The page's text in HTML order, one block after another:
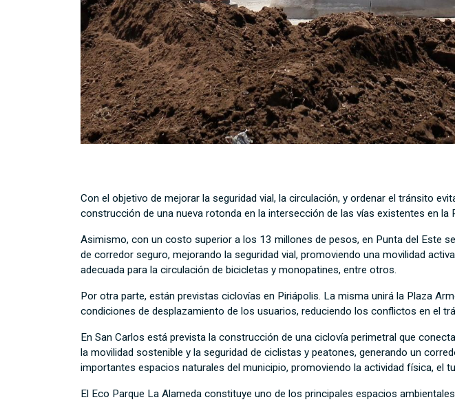
Con el objetivo de mejorar la seguridad vial, la circulación, y ordenar el tránsito
construcción de una nueva rotonda en la intersección de las vías existentes en la
Asimismo, con un costo superior a los 13 millones de pesos, en Punta del Este
de corredor seguro, mejorando la seguridad vial, promoviendo una movilidad
adecuada para la circulación de bicicletas y monopatines, entre otros.
Por otra parte, están previstas ciclovías en Piriápolis. La misma unirá la Plaza
condiciones de desplazamiento de los usuarios, reduciendo los conflictos en el
En San Carlos está prevista la construcción de una ciclovía perimetral que
la movilidad sostenible y la seguridad de ciclistas y peatones, generando un
importantes espacios naturales del municipio, promoviendo la actividad física, el
El Eco Parque La Alameda constituye uno de los principales espacios